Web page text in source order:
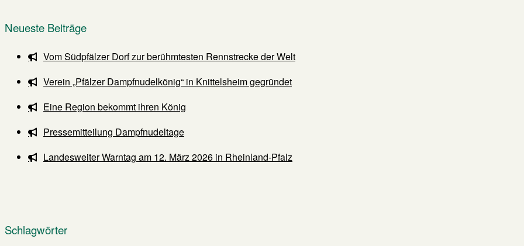
Neueste Beiträge
Vom Südpfälzer Dorf zur berühmtesten Rennstrecke der Welt
Verein „Pfälzer Dampfnudelkönig“ in Knittelsheim gegründet
Eine Region bekommt ihren König
Pressemitteilung Dampfnudeltage
Landesweiter Warntag am 12. März 2026 in Rheinland-Pfalz
Schlagwörter